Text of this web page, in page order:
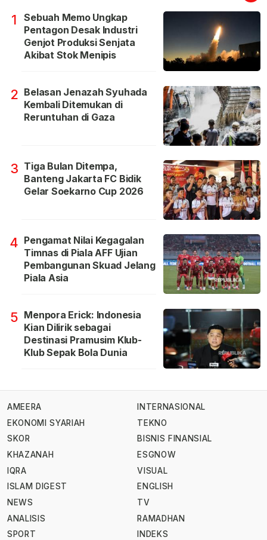
1
Sebuah Memo Ungkap
Pentagon Desak Industri
Genjot Produksi Senjata
Akibat Stok Menipis
2 Belasan Jenazah Syuhada
Kembali Ditemukan di
Reruntuhan di Gaza
3 Tiga Bulan Ditempa,
Banteng Jakarta FC Bidik
Gelar Soekarno Cup 2026
4 Pengamat Nilai Kegagalan
Timnas di Piala AFF Ujian
Pembangunan Skuad Jelang
Piala Asia
5 Menpora Erick: Indonesia
Kian Dilirik sebagai
Destinasi Pramusim Klub-
Klub Sepak Bola Dunia
AMEERA
EKONOMI SYARIAH
SKOR
KHAZANAH
IQRA
ISLAM DIGEST
NEWS
ANALISIS
SPORT
INTERNASIONAL
TEKNO
BISNIS FINANSIAL
ESGNOW
VISUAL
ENGLISH
TV
RAMADHAN
INDEKS